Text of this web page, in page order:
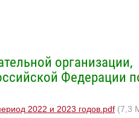
организации,
Федерации
2022 и 2023 годов.pdf (7,3